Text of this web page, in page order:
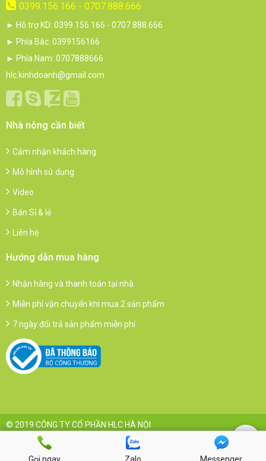
0399.156.166 - 0707.888.666
► Hỗ trợ KD: 0399.156.166 - 0707.888.666
► Phía Bắc: 0399156166
► Phía Nam: 0707888666
hlc.kinhdoanh@gmail.com
Nhà nông cần biết
Cảm nhận khách hàng
Mô hình sử dụng
Video
Bán Sỉ & lẻ
Liên hệ
Hướng dẫn mua hàng
Nhận hàng và thanh toán tại nhà
Miễn phí vận chuyển khi mua 2 sản phẩm
7 ngày đổi trả sản phẩm miễn phí
© 2019 CÔNG TY CỔ PHẦN HLC HÀ NỘI